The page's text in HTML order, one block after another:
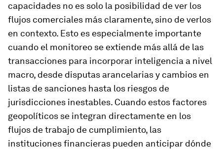
capacidades no es solo la posibilidad de ver los
flujos comerciales más claramente, sino de verlos
en contexto. Esto es especialmente importante
cuando el monitoreo se extiende más allá de las
transacciones para incorporar inteligencia a nivel
macro, desde disputas arancelarias y cambios en
listas de sanciones hasta los riesgos de
jurisdicciones inestables. Cuando estos factores
geopolíticos se integran directamente en los
flujos de trabajo de cumplimiento, las
instituciones financieras pueden anticipar dónde